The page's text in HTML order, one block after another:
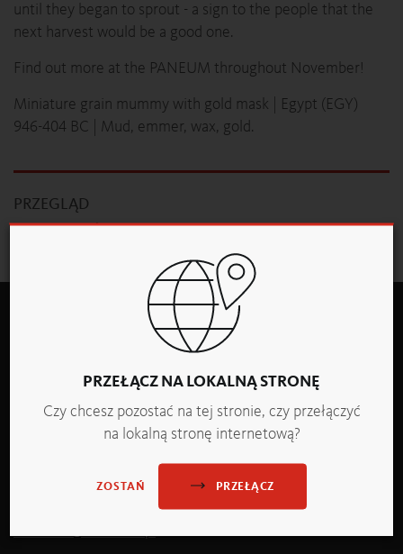
PRZEŁĄCZ NA LOKALNĄ STRONĘ
Czy chcesz pozostać na tej stronie, czy przełączyć
na lokalną stronę internetową?
ZOSTAŃ PRZEŁĄCZ
until they began to sprout - a sign to the people that the
next harvest would be a good one.
Find out more at the PANEUM throughout November!
Miniature grain mummy with gold mask | Egypt (EGY)
946-404 BC | Mud, emmer, wax, gold.
PRZEGLĄD
WIADOMOŚCI
Backaldrin Polska Sp. z o.o.
PL-Ul. Baletowa 32
Tel.: +48 22 648 20 80-83